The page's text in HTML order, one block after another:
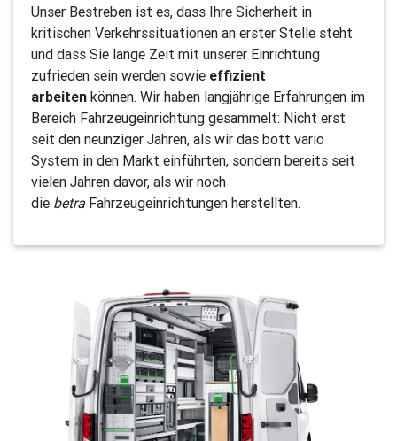
Unser Bestreben ist es, dass Ihre Sicherheit in
kritischen Verkehrssituationen an erster Stelle steht
und dass Sie lange Zeit mit unserer Einrichtung
zufrieden sein werden sowie effizient
arbeiten können. Wir haben langjährige Erfahrungen im
Bereich Fahrzeugeinrichtung gesammelt: Nicht erst
seit den neunziger Jahren, als wir das bott vario
System in den Markt einführten, sondern bereits seit
vielen Jahren davor, als wir noch
die betra Fahrzeugeinrichtungen herstellten.
Previous